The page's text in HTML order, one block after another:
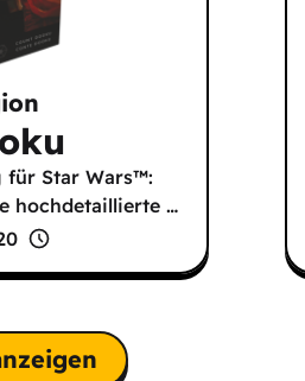
für Star Wars™:
hochdetaillierte …